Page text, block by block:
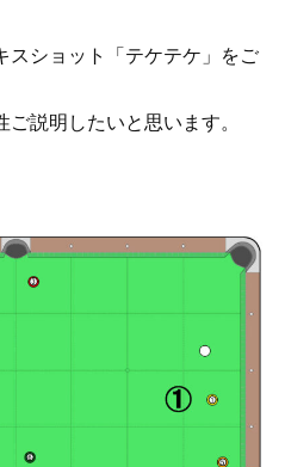
スショット「テケテケ」をご
説明したいと思います。